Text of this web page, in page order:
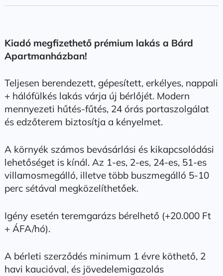
Kiadó megfizethető prémium lakás a Bárd
Apartmanházban!
Teljesen berendezett, gépesített, erkélyes, nappali
+ hálófülkés lakás várja új bérlőjét. Modern
mennyezeti hűtés-fűtés, 24 órás portaszolgálat
és edzőterem biztosítja a kényelmet.
A környék számos bevásárlási és kikapcsolódási
lehetőséget is kínál. Az 1-es, 2-es, 24-es, 51-es
villamosmegálló, illetve több buszmegálló 5-10
perc sétával megközelíthetőek.
Igény esetén teremgarázs bérelhető (+20.000 Ft
+ ÁFA/hó).
A bérleti szerződés minimum 1 évre köthető, 2
havi kaucióval, és jövedelemigazolás